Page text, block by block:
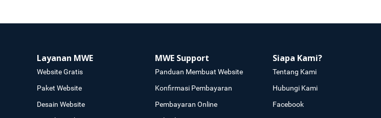
Layanan MWE
Website Gratis
Paket Website
Desain Website
MWE Support
Panduan Membuat Website
Konfirmasi Pembayaran
Pembayaran Online
Siapa Kami?
Tentang Kami
Hubungi Kami
Facebook